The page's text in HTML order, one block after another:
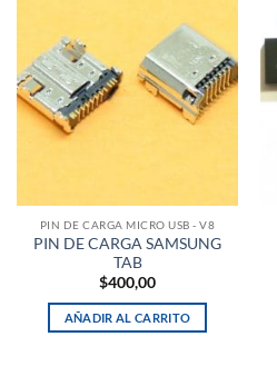
PIN DE CARGA MICRO USB - V8
PIN DE CARGA SAMSUNG
TAB
$400,00
AÑADIR AL CARRITO